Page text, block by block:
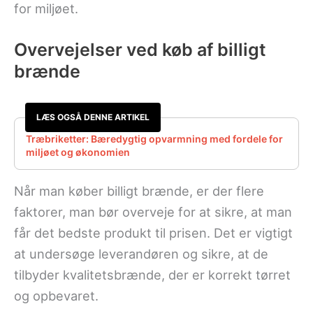
for miljøet.
Overvejelser ved køb af billigt
brænde
LÆS OGSÅ DENNE ARTIKEL
Træbriketter: Bæredygtig opvarmning med fordele for
miljøet og økonomien
Når man køber billigt brænde, er der flere
faktorer, man bør overveje for at sikre, at man
får det bedste produkt til prisen. Det er vigtigt
at undersøge leverandøren og sikre, at de
tilbyder kvalitetsbrænde, der er korrekt tørret
og opbevaret.